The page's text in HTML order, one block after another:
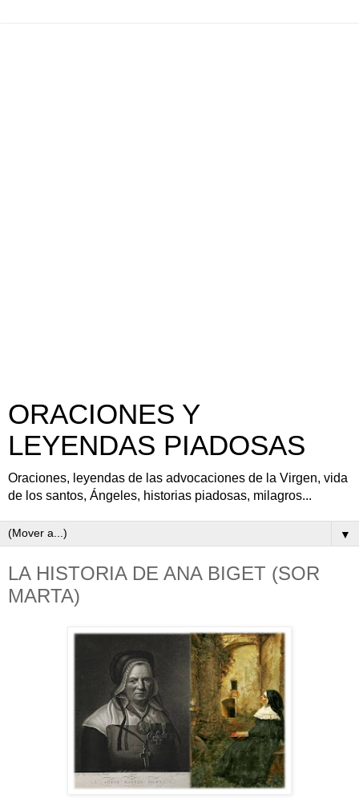
ORACIONES Y
LEYENDAS PIADOSAS
Oraciones, leyendas de las advocaciones de la Virgen, vida
de los santos, Ángeles, historias piadosas, milagros...
▼
LA HISTORIA DE ANA BIGET (SOR
MARTA)